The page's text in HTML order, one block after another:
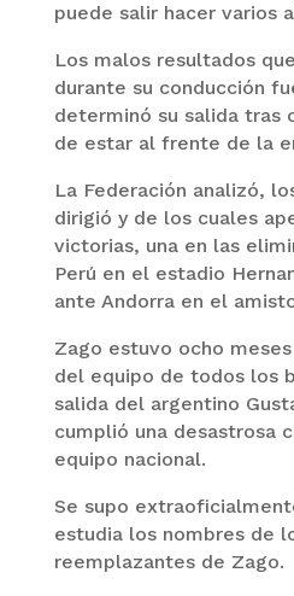
puede salir hacer varios
Los malos resultados
durante su conducción
determinó su salida tras
de estar al frente de la
La Federación analizó,
dirigió y de los cuales
victorias, una en las
Perú en el estadio
ante Andorra en el
Zago estuvo ocho
del equipo de todos los
salida del argentino
cumplió una desastrosa
equipo nacional.
Se supo
estudia los nombres de
reemplazantes de Zago.